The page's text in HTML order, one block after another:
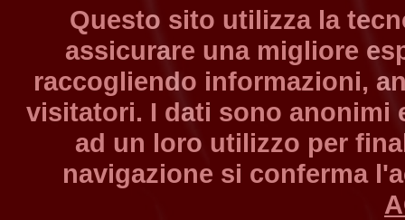
Questo sito utilizza la
assicurare una migliore
raccogliendo informazioni,
visitatori. I dati sono anonimi
ad un loro utilizzo per
navigazione si conferma